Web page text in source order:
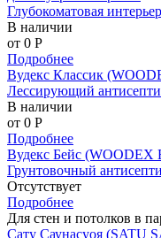
Глубокоматовая
В наличии
от 0 P
Подробнее
Вудекс Классик
Лессирующий
В наличии
от 0 P
Подробнее
Вудекс Бейс (WOODEX
Грунтовочный
Отсутствует
Подробнее
Для стен и потолков в
Сату Саунасуоя (SATU